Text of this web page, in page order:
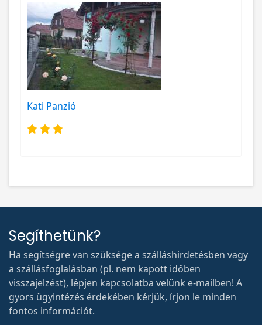
Kati Panzió
Segíthetünk?
Ha segítségre van szüksége a szálláshirdetésben vagy
a szállásfoglalásban (pl. nem kapott időben
visszajelzést), lépjen kapcsolatba velünk e-mailben! A
gyors ügyintézés érdekében kérjük, írjon le minden
fontos információt.